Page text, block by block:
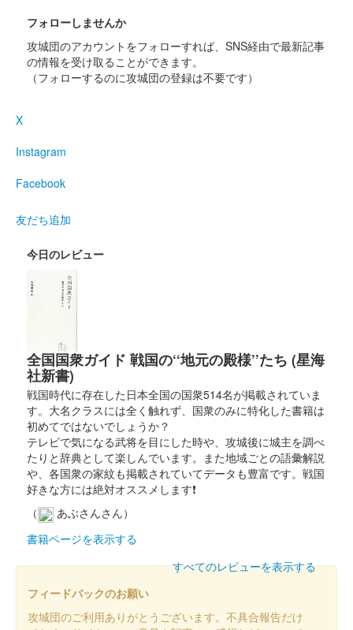
沼田城址 御城印
販売終了
沼田城址 御城印
販売終了
沼田城跡 御城印
販売終了
沼田城 御城印 真田信之版
沼田城址 御城印 入梅
販売終了
沼田城跡 御城印
販売終了
沼田城跡 御城印
販売終了
フォローしませんか
攻城団のアカウントをフォローすれば、SNS経由で最新記事
の情報を受け取ることができます。
（フォローするのに攻城団の登録は不要です）
X
Instagram
Facebook
友だち追加
今日のレビュー
全国国衆ガイド 戦国の‘‘地元の殿様’’たち (星海
社新書)
戦国時代に存在した日本全国の国衆514名が掲載されていま
す。大名クラスには全く触れず、国衆のみに特化した書籍は
初めてではないでしょうか？
テレビで気になる武将を目にした時や、攻城後に城主を調べ
たりと辞典として楽しんでいます。また地域ごとの語彙解説
や、各国衆の家紋も掲載されていてデータも豊富です。戦国
好きな方には絶対オススメします❗
（
あぶさんさん）
書籍ページを表示する
すべてのレビューを表示する
フィードバックのお願い
攻城団のご利用ありがとうございます。不具合報告だけ